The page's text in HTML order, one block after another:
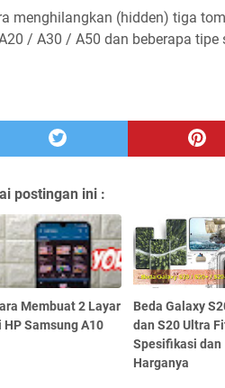
menghilangkan (hidden) tiga
/ A30 / A50 dan beberapa tipe
postingan ini :
Membuat 2 Layar
HP Samsung A10
Beda Galaxy
dan S20 Ultra
Spesifikasi dan
Harganya